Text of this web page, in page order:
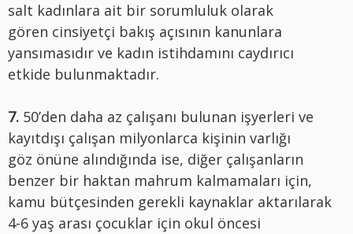
salt kadınlara ait bir sorumluluk olarak
gören cinsiyetçi bakış açısının kanunlara
yansımasıdır ve kadın istihdamını caydırıcı
etkide bulunmaktadır.
7. 50’den daha az çalışanı bulunan işyerleri ve
kayıtdışı çalışan milyonlarca kişinin varlığı
göz önüne alındığında ise, diğer çalışanların
benzer bir haktan mahrum kalmamaları için,
kamu bütçesinden gerekli kaynaklar aktarılarak
4-6 yaş arası çocuklar için okul öncesi